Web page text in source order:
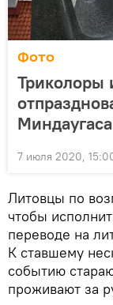
Фото
Триколоры
Миндаугаса
7 июля 2020,
Литовцы по
чтобы
переводе на
К ставшему
событию
проживают за